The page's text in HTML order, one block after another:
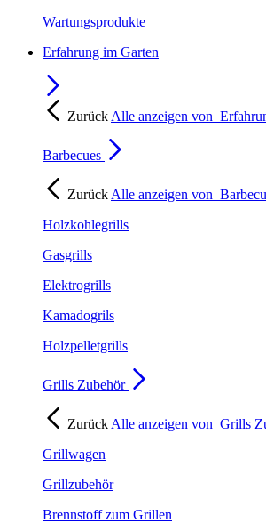
Wartungsprodukte
Erfahrung im Garten
Zurück Alle anzeigen von
Barbecues
Zurück Alle anzeigen von
Holzkohlegrills
Gasgrills
Elektrogrills
Kamadogrils
Holzpelletgrills
Grills Zubehör
Zurück Alle anzeigen von Grills
Grillwagen
Grillzubehör
Brennstoff zum Grillen